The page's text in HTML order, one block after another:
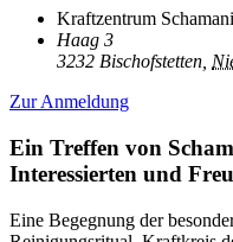
Kraftzentrum
Haag 3
3232 Bischofstetten
Zur Anmeldung
Ein Treffen von
Interessierten und
Eine Begegnung der